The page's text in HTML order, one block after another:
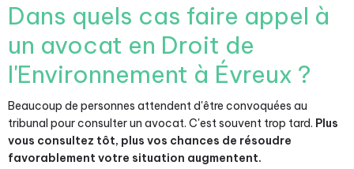
Dans quels cas faire appel à
un avocat en Droit de
l'Environnement à Évreux ?
Beaucoup de personnes attendent d'être convoquées au
tribunal pour consulter un avocat. C'est souvent trop tard. Plus
vous consultez tôt, plus vos chances de résoudre
favorablement votre situation augmentent.